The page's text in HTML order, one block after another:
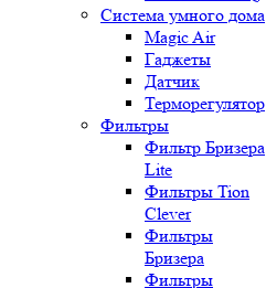
Система умного дома
Magic Air
Гаджеты
Датчик
Терморегулятор
Фильтры
Фильтр Бризера
Lite
Фильтры Tion
Clever
Фильтры
Бризера
Фильтры